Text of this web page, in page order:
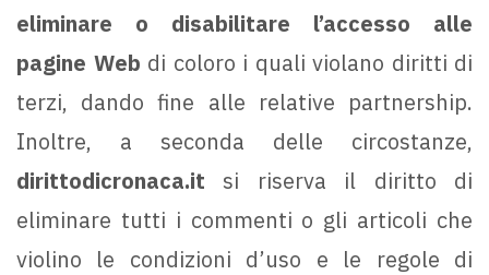
eliminare o disabilitare l’accesso alle
pagine Web di coloro i quali violano diritti di
terzi, dando fine alle relative partnership.
Inoltre, a seconda delle circostanze,
dirittodicronaca.it si riserva il diritto di
eliminare tutti i commenti o gli articoli che
violino le condizioni d’uso e le regole di